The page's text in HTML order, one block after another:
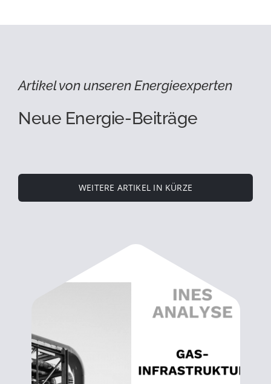
Artikel von unseren Energieexperten
Neue Energie-Beiträge
WEITERE ARTIKEL IN KÜRZE